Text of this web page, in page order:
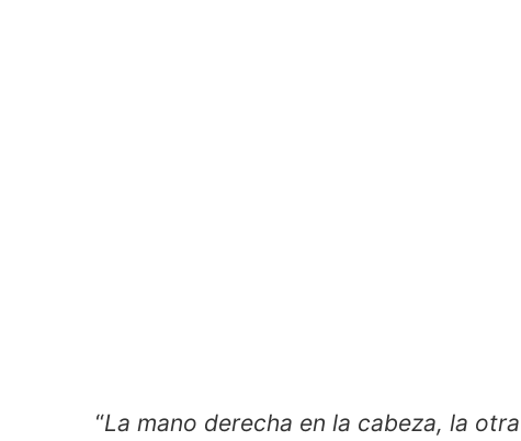
“La mano derecha en la cabeza, la